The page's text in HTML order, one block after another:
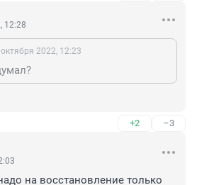
12:28
2022, 12:23
+2 –3
на восстановление только